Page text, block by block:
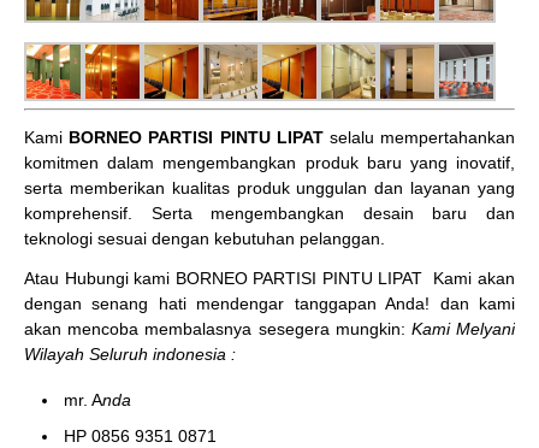
Kami BORNEO PARTISI PINTU LIPATselalu mempertahankan
komitmen dalam mengembangkan produk baru yang inovatif,
serta memberikan kualitas produk unggulan dan layanan yang
komprehensif. Serta mengembangkan desain baru dan
teknologi sesuai dengan kebutuhan pelanggan.
Atau Hubungi kami BORNEO PARTISI PINTU LIPAT
Kami akan
dengan senang hati mendengar tanggapan Anda! dan kami
akan mencoba membalasnya sesegera mungkin: Kami Melyani
Wilayah Seluruh indonesia :
mr. Anda
HP 0856 9351 0871